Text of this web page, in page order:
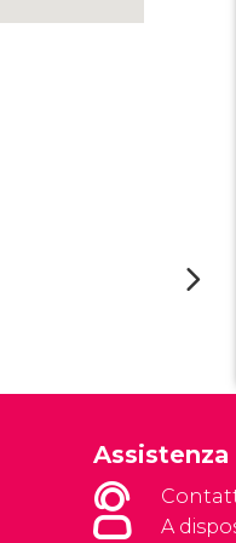
Assistenza
A